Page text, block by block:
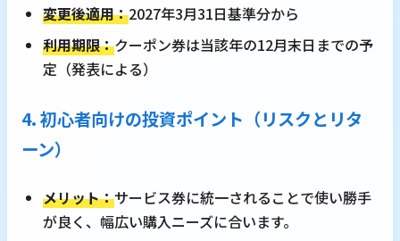
変更後適用：2027年3月31日基準分から
利用期限：クーポン券は当該年の12月末日までの予
定（発表による）
4. 初心者向けの投資ポイント（リスクとリタ
ーン）
メリット：サービス券に統一されることで使い勝手
が良く、幅広い購入ニーズに合います。